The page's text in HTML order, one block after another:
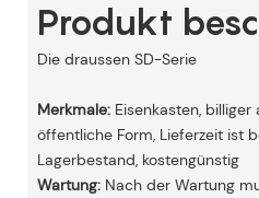
Produkt
Die draussen SD-Serie
Merkmale: Eisenkasten,
öffentliche Form, Lieferzeit ist
Lagerbestand, kostengünstig
Wartung: Nach der Wartung